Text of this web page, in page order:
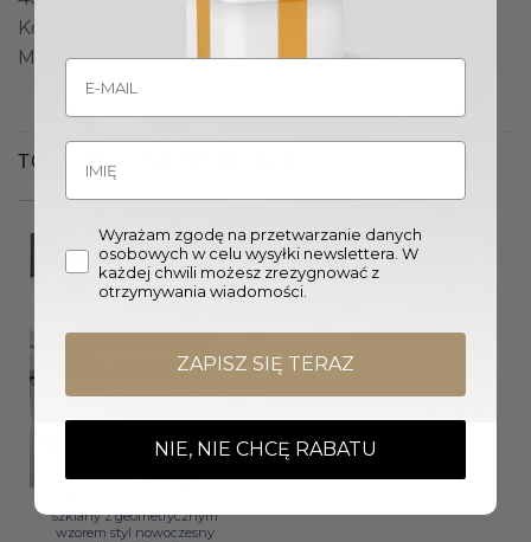
Kolor stolika pomocniczego: Srebrny
Materiał: Lustro
TO MOŻE CI SIĘ SPODOBAĆ…
szklany z geometrycznym
wzorem styl nowoczesny
Wyrażam zgodę na przetwarzanie danych
osobowych w celu wysyłki newslettera. W
każdej chwili możesz zrezygnować z
otrzymywania wiadomości.
ZAPISZ SIĘ TERAZ
NIE, NIE CHCĘ RABATU